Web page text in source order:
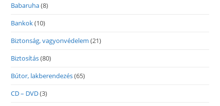
Babaruha(8)
Bankok(10)
Biztonság, vagyonvédelem (21)
Biztosítás(80)
Bútor, lakberendezés(65)
CD – DVD(3)